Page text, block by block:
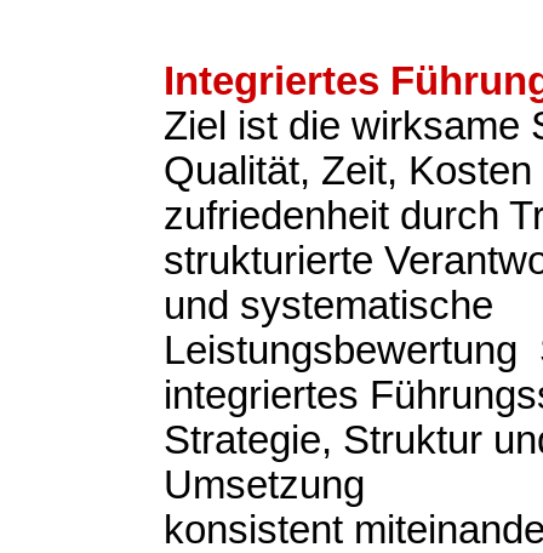
Integriertes
Ziel ist die wirksame
Qualität, Zeit,
zufriedenheit durch
strukturierte
und systematische
Leistungsbewertung
integriertes
Strategie, Struktur
Umsetzung
konsistent